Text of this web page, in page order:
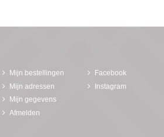
Mijn bestellingen
Mijn adressen
Mijn gegevens
Afmelden
Facebook
Instagram